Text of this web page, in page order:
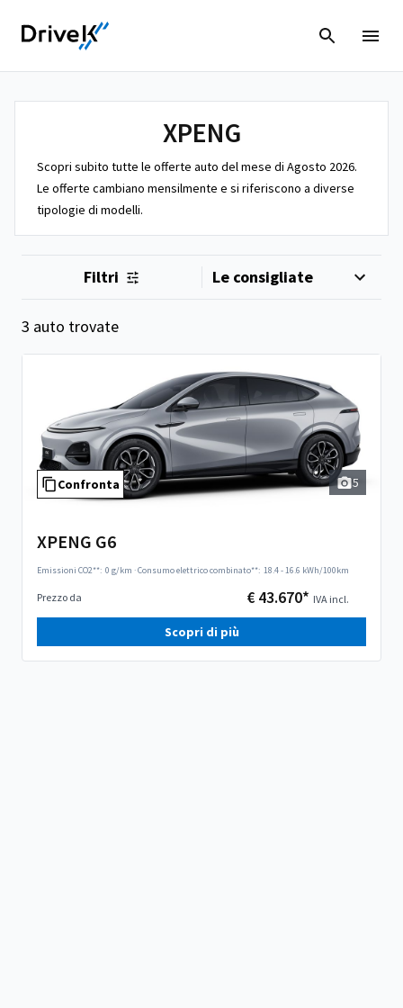
XPENG
Scopri subito tutte le offerte auto del mese di Agosto 2026.
Le offerte cambiano mensilmente e si riferiscono a diverse
tipologie di modelli.
Filtri
3 auto trovate
Confronta 5
XPENG G6
Emissioni CO2**: 0 g/km ·Consumo elettrico combinato**: 18.4 - 16.6 kWh/100km
Prezzo da € 43.670* IVA incl.
Scopri di più